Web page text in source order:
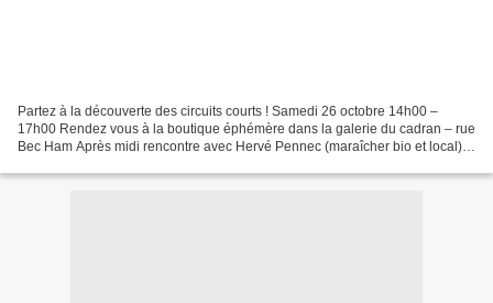
Partez à la découverte des circuits courts ! Samedi 26 octobre 14h00 –
17h00 Rendez vous à la boutique éphémère dans la galerie du cadran – rue
Bec Ham Après midi rencontre avec Hervé Pennec (maraîcher bio et local)